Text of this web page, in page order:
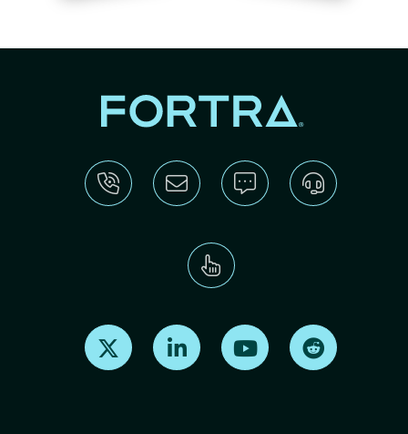
Find us on X Find us on LinkedInFind us on Youtube